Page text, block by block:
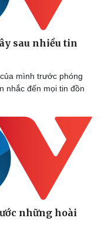
- Gia đình
sau nhiều tin
mình trước phóng
nhắc đến mọi tin đồn
những hoài